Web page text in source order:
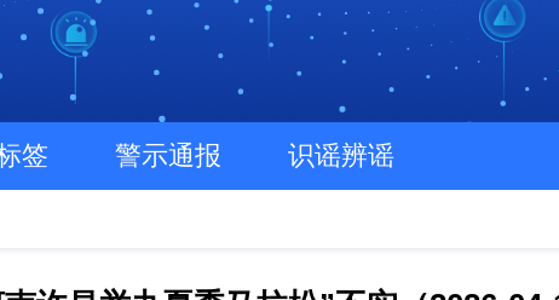
签 警示通报 识谣辨谣